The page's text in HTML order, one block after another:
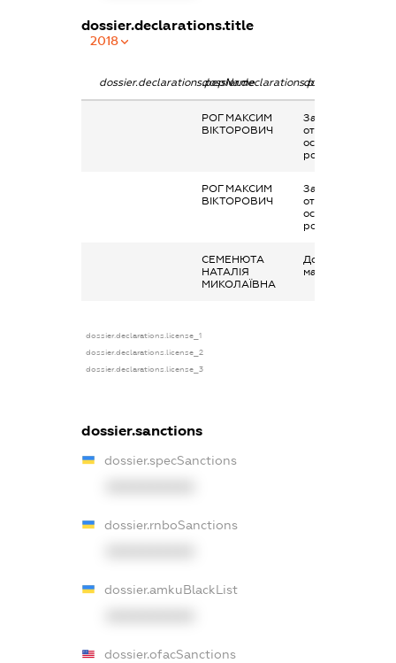
dossier.declarations.title
2018
dossier.declarations.pepNamedossier.declarations.personName
РОГ МАКСИМ
ВІКТОРОВИЧ
Заробітна плата
отримана за
основним місцем
роботи
РОГ МАКСИМ
ВІКТОРОВИЧ
Заробітна плата
отримана за
основним місцем
роботи
СЕМЕНЮТА
НАТАЛІЯ
МИКОЛАЇВНА
Дохід від
майна в оренду
dossier.declarations.license_1
dossier.declarations.license_2
dossier.declarations.license_3
dossier.sanctions
dossier.specSanctions
dossier.rnboSanctions
dossier.amkuBlackList
dossier.ofacSanctions